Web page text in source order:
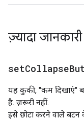
ज़्यादा
यह कुकी, "कम दिखाएं"
है. ज़रूरी नहीं.
इसे छोटा करने वाले बटन